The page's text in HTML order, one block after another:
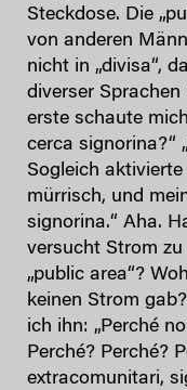
Steckdose. Die
von anderen
nicht in „divisa“,
diverser
erste schaute
cerca signorina?“
Sogleich
mürrisch, und
signorina.“ Aha.
versucht Strom
„public area“?
keinen Strom
ich ihn: „Perché
Perché? Perché?
extracomunitari,